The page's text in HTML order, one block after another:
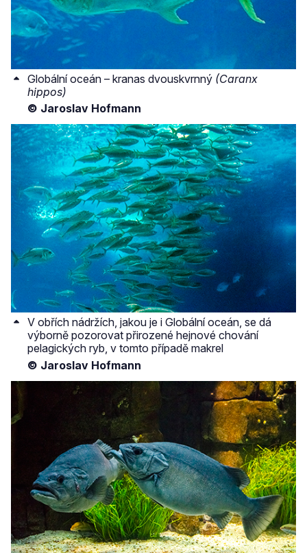
Globální oceán – kranas dvouskvrnný (Caranx
hippos)
© Jaroslav Hofmann
V obřích nádržích, jakou je i Globální oceán, se dá
výborně pozorovat přirozené hejnové chování
pelagických ryb, v tomto případě makrel
© Jaroslav Hofmann